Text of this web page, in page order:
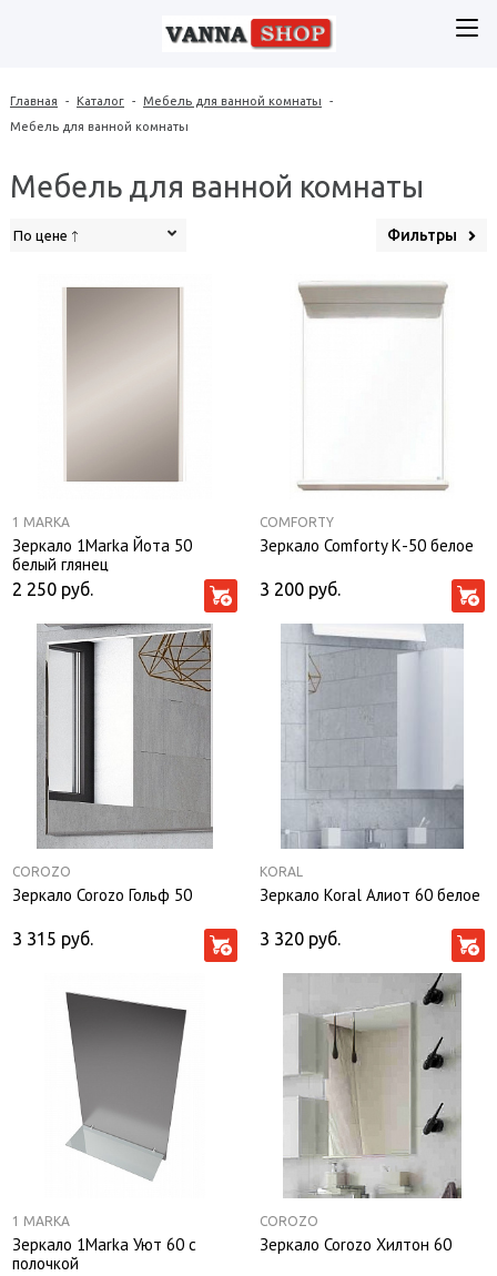
Главная - Каталог - Мебель для ванной комнаты
-
Мебель для ванной комнаты
Мебель для ванной комнаты
По цене Фильтры
1 MARKA
Зеркало 1Marka Йота 50
белый глянец
2 250 руб.
COMFORTY
Зеркало Comforty К-50 белое
3 200 руб.
COROZO
Зеркало Corozo Гольф 50
3 315 руб.
KORAL
Зеркало Koral Алиот 60 белое
3 320 руб.
1 MARKA
Зеркало 1Marka Уют 60 с
полочкой
COROZO
Зеркало Corozo Хилтон 60